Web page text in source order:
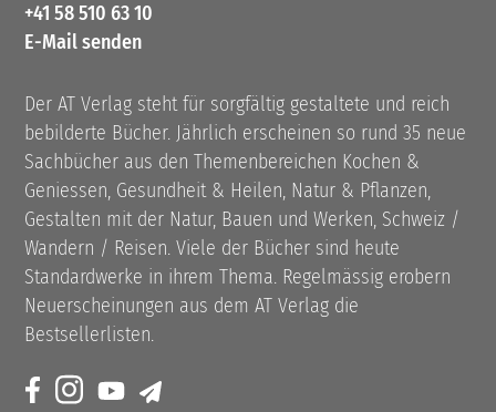
+41 58 510 63 10
E-Mail senden
Der AT Verlag steht für sorgfältig gestaltete und reich
bebilderte Bücher. Jährlich erscheinen so rund 35 neue
Sachbücher aus den Themenbereichen Kochen &
Geniessen, Gesundheit & Heilen, Natur & Pflanzen,
Gestalten mit der Natur, Bauen und Werken, Schweiz /
Wandern / Reisen. Viele der Bücher sind heute
Standardwerke in ihrem Thema. Regelmässig erobern
Neuerscheinungen aus dem AT Verlag die
Bestsellerlisten.